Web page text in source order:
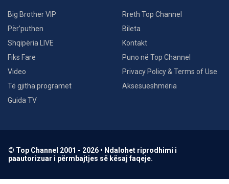
Big Brother VIP
Për’puthen
Shqipëria LIVE
Fiks Fare
Video
Të gjitha programet
Guida TV
Rreth Top Channel
Bileta
Kontakt
Puno në Top Channel
Privacy Policy & Terms of Use
Aksesueshmëria
© Top Channel 2001 - 2026 • Ndalohet riprodhimi i
paautorizuar i përmbajtjes së kësaj faqeje.